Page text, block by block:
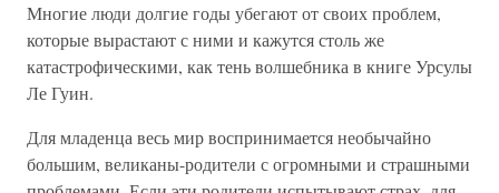
Многие люди долгие годы убегают от своих проблем,
которые вырастают с ними и кажутся столь же
катастрофическими, как тень волшебника в книге Урсулы
Ле Гуин.
Для младенца весь мир воспринимается необычайно
большим, великаны-родители с огромными и страшными